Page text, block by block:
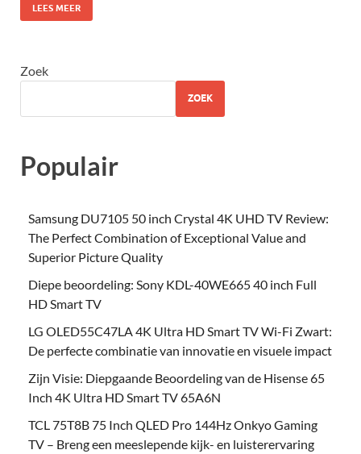
LEES MEER
Zoek
ZOEK
Populair
Samsung DU7105 50 inch Crystal 4K UHD TV Review:
The Perfect Combination of Exceptional Value and
Superior Picture Quality
Diepe beoordeling: Sony KDL-40WE665 40 inch Full
HD Smart TV
LG OLED55C47LA 4K Ultra HD Smart TV Wi-Fi Zwart:
De perfecte combinatie van innovatie en visuele impact
Zijn Visie: Diepgaande Beoordeling van de Hisense 65
Inch 4K Ultra HD Smart TV 65A6N
TCL 75T8B 75 Inch QLED Pro 144Hz Onkyo Gaming
TV – Breng een meeslepende kijk- en luisterervaring